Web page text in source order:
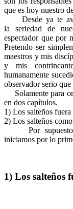
que es hoy nuestro
Desde ya te
la seriedad de
espectador que por
Pretendo ser
maestros y mis
y mis
humanamente
observador serio
Solamente para
en dos capítulos.
1) Los salteños
2) Los salteños
Por supuesto y
iniciamos por lo
1) Los salteños